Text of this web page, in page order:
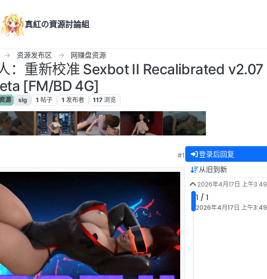
真紅の資源討論組
资源发布区 网赚盘资源
：重新校准 Sexbot II Recalibrated v2.07
[FM/BD 4G]
源 slg 1 帖子 1 发布者 117 浏览
#1 登录后回复
从旧到新
2026年4月17日 上午3:49
1 / 1
2026年4月17日 上午3:49